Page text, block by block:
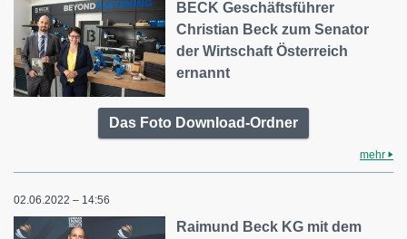
BECK Geschäftsführer
Christian Beck zum Senator
der Wirtschaft Österreich
ernannt
Das Foto Download-Ordner
mehr
02.06.2022 – 14:56
Raimund Beck KG mit dem